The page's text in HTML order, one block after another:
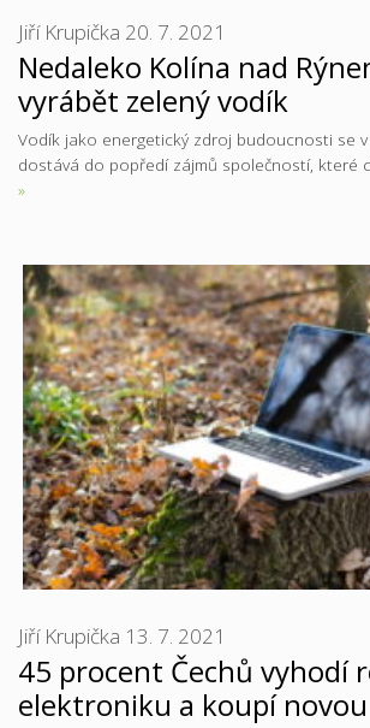
Nedaleko Kolína nad
vyrábět zelený vodík
Jiří Krupička 20. 7. 2021
Vodík jako energetický zdroj budoucnosti se
dostává do popředí zájmů společností, které
»
45 procent Čechů vyhodí
elektroniku a koupí novou
Jiří Krupička 13. 7. 2021